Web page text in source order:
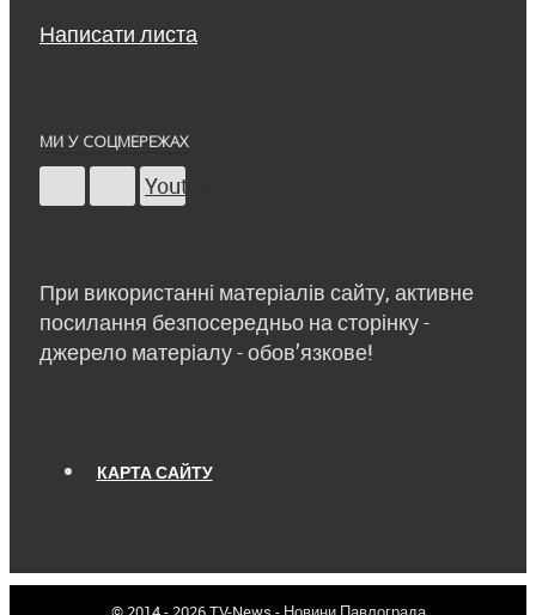
Написати листа
МИ У СОЦМЕРЕЖАХ
Youtube
При використанні матеріалів сайту, активне
посилання безпосередньо на сторінку -
джерело матеріалу - обов’язкове!
КАРТА САЙТУ